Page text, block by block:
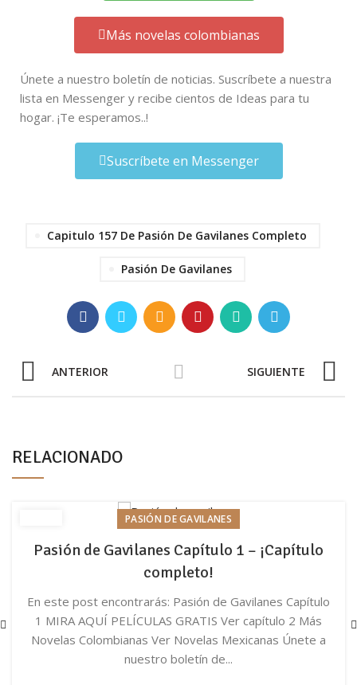
Más novelas colombianas
Únete a nuestro boletín de noticias. Suscríbete a nuestra
lista en Messenger y recibe cientos de Ideas para tu
hogar. ¡Te esperamos..!
Suscríbete en Messenger
Capitulo 157 De Pasión De Gavilanes Completo
Pasión De Gavilanes
ANTERIOR SIGUIENTE
RELACIONADO
PASIÓN DE GAVILANES
Pasión de Gavilanes Capítulo 1 – ¡Capítulo
completo!
En este post encontrarás: Pasión de Gavilanes Capítulo
1 MIRA AQUÍ PELÍCULAS GRATIS Ver capítulo 2 Más
Novelas Colombianas Ver Novelas Mexicanas Únete a
nuestro boletín de...